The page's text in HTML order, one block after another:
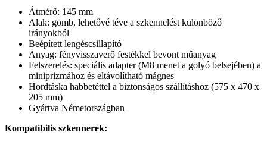
Átmérő: 145 mm
Alak: gömb, lehetővé téve a szkennelést különböző
irányokból
Beépített lengéscsillapító
Anyag: fényvisszaverő festékkel bevont műanyag
Felszerelés: speciális adapter (M8 menet a golyó belsejében) a
miniprizmához és eltávolítható mágnes
Hordtáska habbetéttel a biztonságos szállításhoz (575 x 470 x
205 mm)
Gyártva Németországban
Kompatibilis szkennerek: